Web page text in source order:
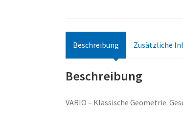
Beschreibung Zusätzliche
Beschreibung
VARIO – Klassische Geometrie.